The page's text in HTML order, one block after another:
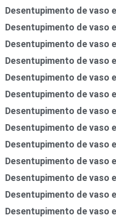
Desentupimento de vaso
Desentupimento de vaso
Desentupimento de vaso
Desentupimento de vaso
Desentupimento de vaso
Desentupimento de vaso
Desentupimento de vaso
Desentupimento de vaso
Desentupimento de vaso
Desentupimento de vaso
Desentupimento de vaso
Desentupimento de vaso
Desentupimento de vaso